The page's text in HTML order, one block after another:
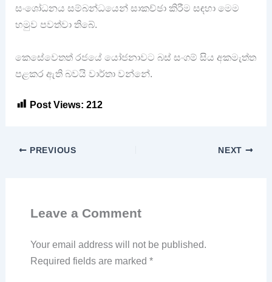
සංශෝධනය සම්බන්ධයෙන් සාකච්ඡා කිරීම සඳහා මෙම
හමුව පවත්වා තිබේ.
කෙසේවෙතත් රජයේ යෝජනාවට බස් සංගම් සිය අකමැත්ත
පළකර ඇති බවයි වාර්තා වන්නේ.
Post Views: 212
PREVIOUS NEXT
Leave a Comment
Your email address will not be published.
Required fields are marked *